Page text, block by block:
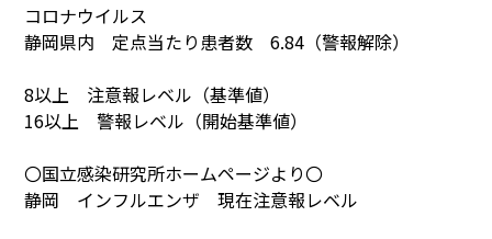
コロナウイルス
静岡県内 定点当たり患者数 6.84（警報解除）
8以上 注意報レベル（基準値）
16以上 警報レベル（開始基準値）
〇国立感染研究所ホームページより〇
静岡 インフルエンザ 現在注意報レベル